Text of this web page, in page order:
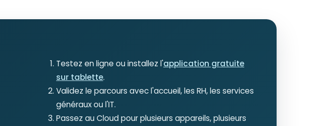
Testez en ligne ou installez l'application gratuite
sur tablette.
Validez le parcours avec l'accueil, les RH, les services
généraux ou l'IT.
Passez au Cloud pour plusieurs appareils, plusieurs